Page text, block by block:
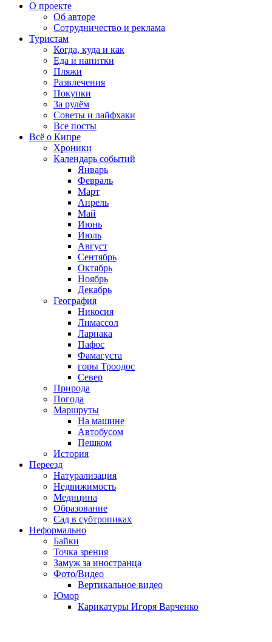
О проекте
Об авторе
Сотрудничество и реклама
Туристам
Когда, куда и как
Еда и напитки
Пляжи
Развлечения
Покупки
За рулём
Советы и лайфхаки
Все посты
Всё о Кипре
Хроники
Календарь событий
Январь
Февраль
Март
Апрель
Май
Июнь
Июль
Август
Сентябрь
Октябрь
Ноябрь
Декабрь
География
Никосия
Лимассол
Ларнака
Пафос
Фамагуста
горы Троодос
Север
Природа
Погода
Маршруты
На машине
Автобусом
Пешком
История
Переезд
Натурализация
Недвижимость
Медицина
Образование
Сад в субтропиках
Неформально
Байки
Точка зрения
Замуж за иностранца
Фото/Видео
Вертикальное видео
Юмор
Карикатуры Игоря Варченко